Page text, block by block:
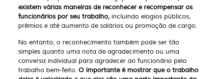
existem várias maneiras de reconhecer e recompensar os
funcionários por seu trabalho,incluindo elogios públicos,
prêmios e até aumento de salários ou promoção de cargo.
No entanto, o reconhecimento também pode ser tão
simples quanto uma nota de agradecimento ou uma
conversa individual para agradecer ao funcionário pelo
trabalho bem-feito. O importante é mostrar que o trabalho